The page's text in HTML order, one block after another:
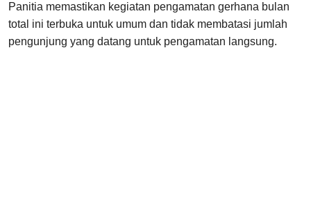
Panitia memastikan kegiatan pengamatan gerhana bulan
total ini terbuka untuk umum dan tidak membatasi jumlah
pengunjung yang datang untuk pengamatan langsung.